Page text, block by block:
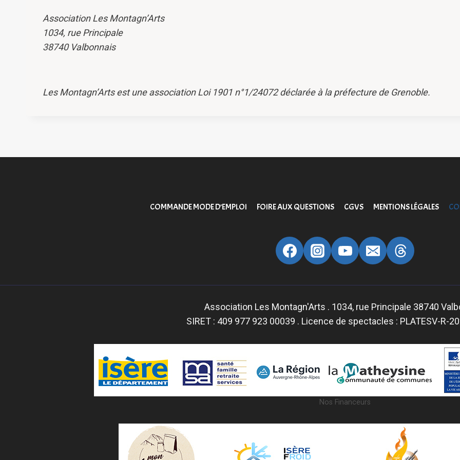
Association Les Montagn’Arts
1034, rue Principale
38740 Valbonnais
Les Montagn’Arts est une association Loi 1901 n°1/24072 déclarée à la préfecture de Grenoble.
COMMANDE MODE D’EMPLOI FOIRE AUX QUESTIONS CGVS MENTIONS LÉGALES
Association Les Montagn'Arts . 1034, rue Principale 38740
SIRET : 409 977 923 00039 . Licence de spectacles : PLATESV-R-
Nos Financeurs